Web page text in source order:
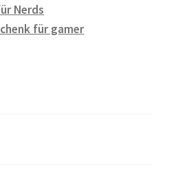
Nerds
für gamer